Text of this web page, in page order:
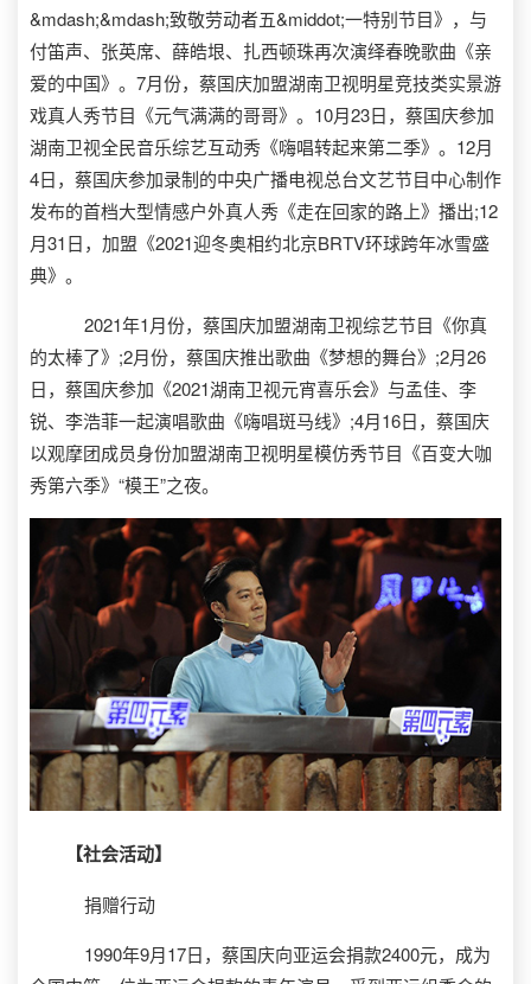
&mdash;&mdash;致敬劳动者五&middot;一特别节目》，与
付笛声、张英席、薛皓垠、扎西顿珠再次演绎春晚歌曲《亲
爱的中国》。7月份，蔡国庆加盟湖南卫视明星竞技类实景游
戏真人秀节目《元气满满的哥哥》。10月23日，蔡国庆参加
湖南卫视全民音乐综艺互动秀《嗨唱转起来第二季》。12月
4日，蔡国庆参加录制的中央广播电视总台文艺节目中心制作
发布的首档大型情感户外真人秀《走在回家的路上》播出;12
月31日，加盟《2021迎冬奥相约北京BRTV环球跨年冰雪盛
典》。
2021年1月份，蔡国庆加盟湖南卫视综艺节目《你真
的太棒了》;2月份，蔡国庆推出歌曲《梦想的舞台》;2月26
日，蔡国庆参加《2021湖南卫视元宵喜乐会》与孟佳、李
锐、李浩菲一起演唱歌曲《嗨唱斑马线》;4月16日，蔡国庆
以观摩团成员身份加盟湖南卫视明星模仿秀节目《百变大咖
秀第六季》“模王”之夜。
【社会活动】
捐赠行动
1990年9月17日，蔡国庆向亚运会捐款2400元，成为